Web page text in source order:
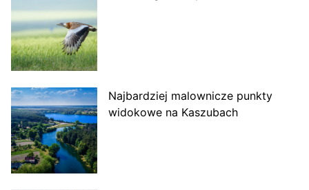
Najbardziej malownicze punkty
widokowe na Kaszubach